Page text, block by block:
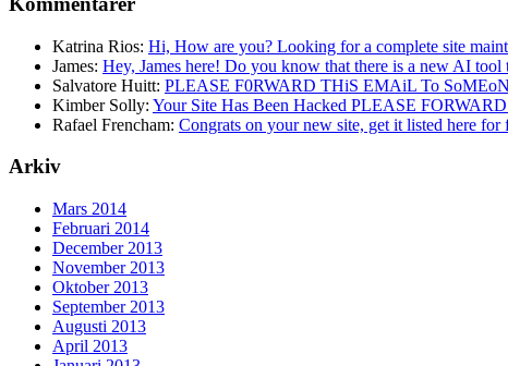
Katrina Rios: Hi, How are you? Looking for a complete site
James: Hey, James here! Do you know that there is a new AI tool
Salvatore Huitt: PLEASE F0RWARD THiS EMAiL To
Kimber Solly: Your Site Has Been Hacked PLEASE
Rafael Frencham: Congrats on your new site, get it listed here for
Arkiv
Mars 2014
Februari 2014
December 2013
November 2013
Oktober 2013
September 2013
Augusti 2013
April 2013